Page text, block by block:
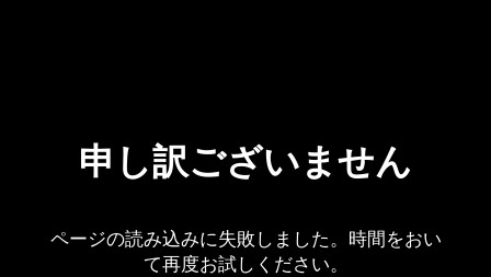
申し訳ございません
ページの読み込みに失敗しました。時間をおい
て再度お試しください。